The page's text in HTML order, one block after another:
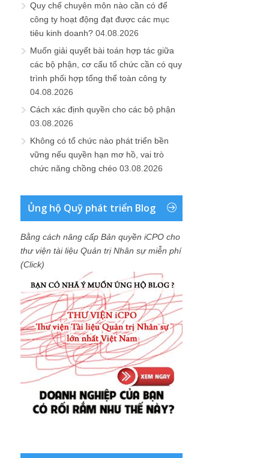
Quy chế chuyên môn nào cần có để
công ty hoạt động đạt được các mục
tiêu kinh doanh? 04.08.2026
Muốn giải quyết bài toán hợp tác giữa
các bộ phận, cơ cấu tổ chức cần có quy
trình phối hợp tổng thể toàn công ty
04.08.2026
Cách xác định quyền cho các bộ phận
03.08.2026
Không có tổ chức nào phát triển bền
vững nếu quyền hạn mơ hồ, vai trò
chức năng chồng chéo 03.08.2026
Ủng hộ Quỹ phát triển Blog
Bằng cách nâng cấp Bản quyền iCPO cho
thư viện tài liệu Quản trị Nhân sự miễn phí
(Click)